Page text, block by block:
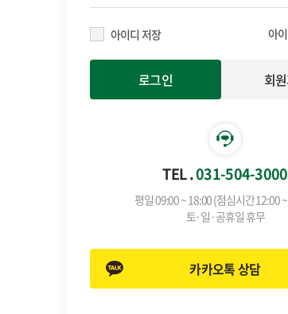
아이디 저장 아
회
TEL .031-504-3000
평일 09:00 ~ 18:00 (점심시간 12:00
토·일·공휴일 휴무
카카오톡 상담